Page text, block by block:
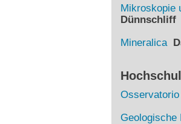
Mikroskopie
Dünnschliff
Mineralica
Geologische